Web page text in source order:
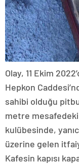
Olay, 11 Ekim
Hepkon
sahibi olduğu
metre
kulübesinde,
üzerine gelen
Kafesin kapısı